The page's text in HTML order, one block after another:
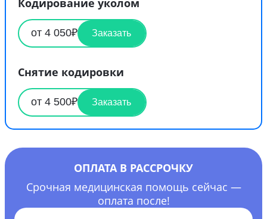
Кодирование уколом
от 4 050₽ Заказать
Снятие кодировки
от 4 500₽ Заказать
ОПЛАТА В РАССРОЧКУ
Срочная медицинская помощь сейчас —
оплата после!